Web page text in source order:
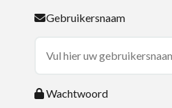
Gebruikersnaam
Wachtwoord